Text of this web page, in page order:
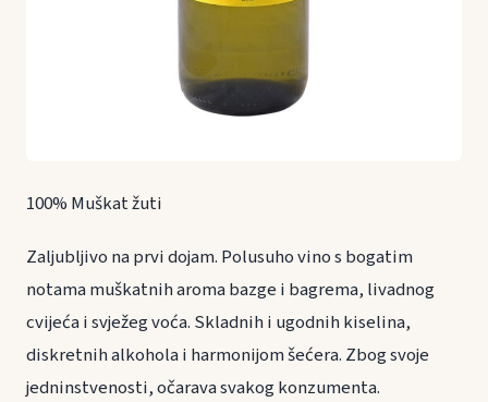
100% Muškat žuti
Zaljubljivo na prvi dojam. Polusuho vino s bogatim
notama muškatnih aroma bazge i bagrema, livadnog
cvijeća i svježeg voća. Skladnih i ugodnih kiselina,
diskretnih alkohola i harmonijom šećera. Zbog svoje
jedninstvenosti, očarava svakog konzumenta.